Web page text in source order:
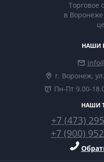
Торговое
в
НАШИ
г. Воронеж,
Пн-Пт 9.00-
НАШИ
+7 (473)
+7 (900)